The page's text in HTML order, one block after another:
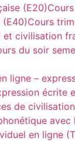
(E20)
Cours
et civilisation
du soir
ligne –
écrite
de
en ligne